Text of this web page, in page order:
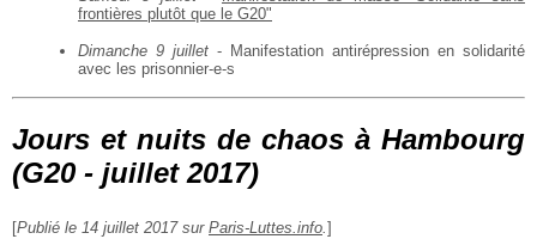
frontières plutôt que le G20"
Dimanche 9 juillet - Manifestation antirépression en solidarité
avec les prisonnier-e-s
Jours et nuits de chaos à Hambourg
(G20 - juillet 2017)
[Publié le 14 juillet 2017 sur Paris-Luttes.info.]